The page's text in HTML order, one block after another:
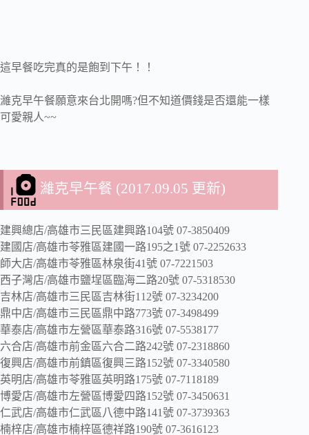
這早餐吃完真的是飽到下午！！
濰克早午餐願意來台北開嗎?但不知道價錢是否還能一樣
可愛親人~~
濰克早午餐 (2017.09.05 更新)
建興總店/高雄市三民區建興路104號 07-3850409
建國店/高雄市苓雅區建國一路195之1號 07-2252633
師大店/高雄市苓雅區林泉街41號 07-7221503
西子灣店/高雄市鹽埕區臨海二路20號 07-5318530
吉林店/高雄市三民區吉林街112號 07-3234200
鼎中店/高雄市三民區鼎中路773號 07-3498499
華泰店/高雄市左營區華泰路316號 07-5538177
六合店/高雄市前金區六合二路242號 07-2318860
復興店/高雄市前鎮區復興三路152號 07-3340580
英明店/高雄市苓雅區英明路175號 07-7118189
博愛店/高雄市左營區博愛四路152號 07-3450631
仁武店/高雄市仁武區八德中路141號 07-3739363
楠梓店/高雄市楠梓區德祥路190號 07-3616123